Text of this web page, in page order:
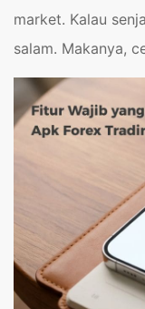
market. Kalau
salam. Makanya,